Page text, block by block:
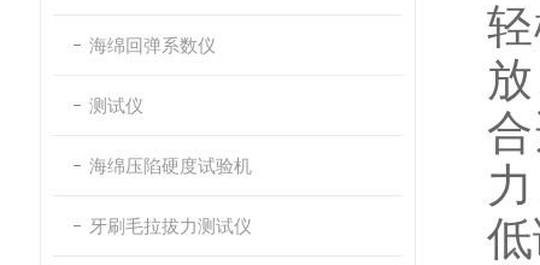
海绵回弹系数仪
测试仪
海绵压陷硬度试验机
牙刷毛拉拔力测试仪